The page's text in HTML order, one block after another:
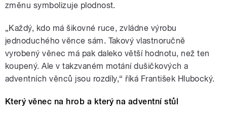
změnu symbolizuje plodnost.
„Každý, kdo má šikovné ruce, zvládne výrobu
jednoduchého věnce sám. Takový vlastnoručně
vyrobený věnec má pak daleko větší hodnotu, než ten
koupený. Ale v takzvaném motání dušičkových a
adventních věnců jsou rozdíly,“ říká František Hlubocký.
Který věnec na hrob a který na adventní stůl